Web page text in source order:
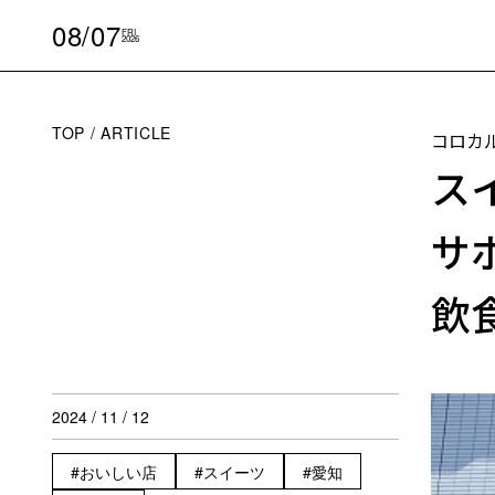
08/07FRI
2026
TOP ARTICLE コロカ
ス
サ
飲
2024 / 11 / 12
おいしい店 スイーツ 愛知